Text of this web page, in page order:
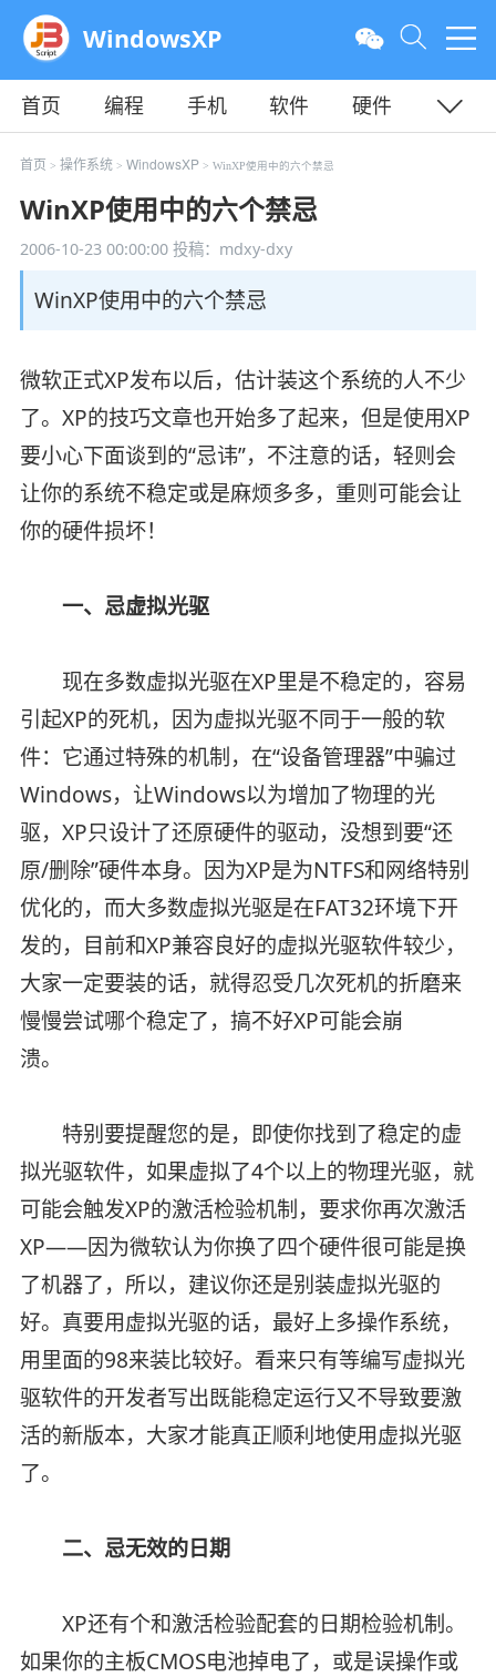
WindowsXP
首页 编程 手机 软件
硬件
教程
平面 服务器
首页 > 操作系统> WindowsXP> WinXP使用中的六个禁忌
WinXP使用中的六个禁忌
2006-10-23 00:00:00投稿：mdxy-dxy
WinXP使用中的六个禁忌
微软正式XP发布以后，估计装这个系统的人不少
了。XP的技巧文章也开始多了起来，但是使用XP
要小心下面谈到的“忌讳”，不注意的话，轻则会
让你的系统不稳定或是麻烦多多，重则可能会让
你的硬件损坏！
一、忌虚拟光驱
现在多数虚拟光驱在XP里是不稳定的，容易
引起XP的死机，因为虚拟光驱不同于一般的软
件：它通过特殊的机制，在“设备管理器”中骗过
Windows，让Windows以为增加了物理的光
驱，XP只设计了还原硬件的驱动，没想到要“还
原/删除”硬件本身。因为XP是为NTFS和网络特别
优化的，而大多数虚拟光驱是在FAT32环境下开
发的，目前和XP兼容良好的虚拟光驱软件较少，
大家一定要装的话，就得忍受几次死机的折磨来
慢慢尝试哪个稳定了，搞不好XP可能会崩
溃。
特别要提醒您的是，即使你找到了稳定的虚
拟光驱软件，如果虚拟了4个以上的物理光驱，就
可能会触发XP的激活检验机制，要求你再次激活
XP——因为微软认为你换了四个硬件很可能是换
了机器了，所以，建议你还是别装虚拟光驱的
好。真要用虚拟光驱的话，最好上多操作系统，
用里面的98来装比较好。看来只有等编写虚拟光
驱软件的开发者写出既能稳定运行又不导致要激
活的新版本，大家才能真正顺利地使用虚拟光驱
了。
二、忌无效的日期
XP还有个和激活检验配套的日期检验机制。
如果你的主板CMOS电池掉电了，或是误操作或